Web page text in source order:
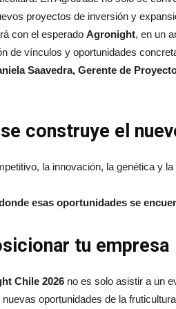
proyectos de inversión y
con el esperado Agronight, en un
de vínculos y oportunidades
Saavedra, Gerente de
construye el
la innovación, la genética y
esas oportunidades se
tu empresa
Chile 2026 no es solo asistir a un
oportunidades de la